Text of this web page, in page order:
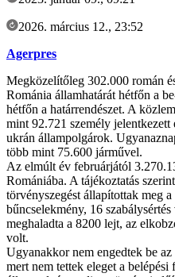
2026. március 12., 23:52
Agerpres
Megközelítőleg 302.000 román
Románia államhatárát hétfőn a
hétfőn a határrendészet. A
mint 92.721 személy
ukrán állampolgárok.
több mint 75.600 járművel.
Az elmúlt év februárjától
Romániába. A tájékoztatás
törvényszegést állapítottak meg
bűncselekmény, 16
meghaladta a 8200 lejt, az
volt.
Ugyanakkor nem engedtek be
mert nem tettek eleget a